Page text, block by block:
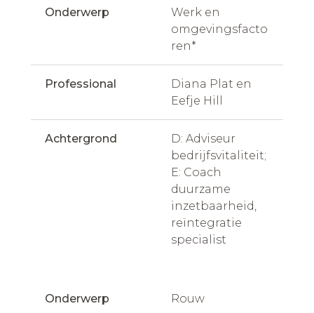
Onderwerp
Werk en
omgevingsfacto
ren*
Professional
Diana Plat en
Eefje Hill
Achtergrond
D: Adviseur
bedrijfsvitaliteit;
E: Coach
duurzame
inzetbaarheid,
reïntegratie
specialist
Onderwerp Rouw